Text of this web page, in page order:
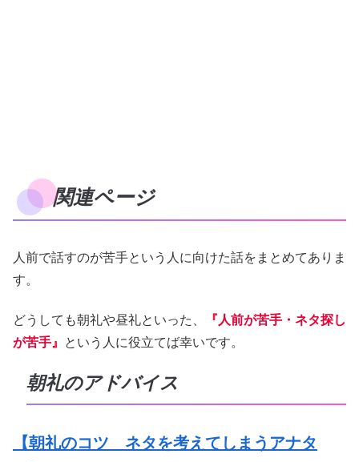
関連ページ
人前で話すのが苦手という人に向けた話をまとめてありま
す。
どうしても朝礼や昼礼といった、
『人前が苦手・ネタ探し
が苦手』
という人に役立てば幸いです。
朝礼のアドバイス
【朝礼のコツ ネタを考えてしまうアナタ